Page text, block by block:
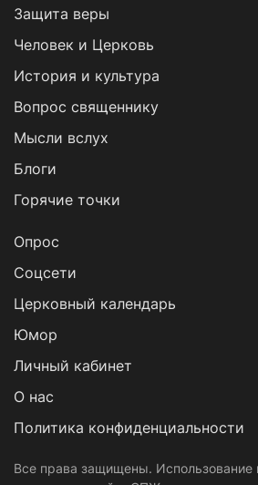
Защита веры
Человек и Церковь
История и культура
Вопрос священнику
Мысли вслух
Блоги
Горячие точки
Опрос
Cоцсети
Церковный календарь
Юмор
Личный кабинет
О нас
Политика конфиденциальности
Все права защищены. Использование